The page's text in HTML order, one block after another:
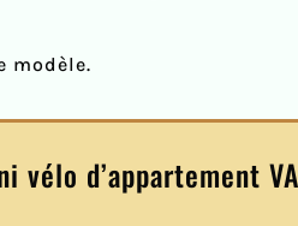
modèle.
d’appartement